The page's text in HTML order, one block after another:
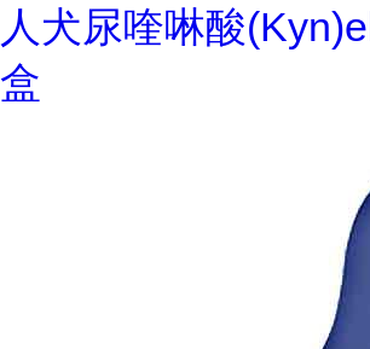
人犬尿喹啉酸
盒